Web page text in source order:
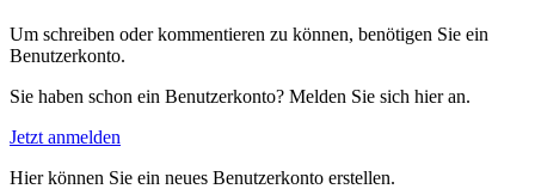
Um schreiben oder kommentieren zu können, benötigen Sie ein
Benutzerkonto.
Sie haben schon ein Benutzerkonto? Melden Sie sich hier an.
Jetzt anmelden
Hier können Sie ein neues Benutzerkonto erstellen.